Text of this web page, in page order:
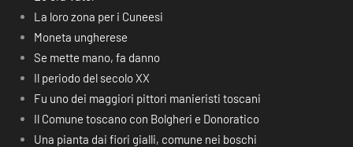
La loro zona per i Cuneesi
Moneta ungherese
Se mette mano, fa danno
Il periodo del secolo XX
Fu uno dei maggiori pittori manieristi toscani
Il Comune toscano con Bolgheri e Donoratico
Una pianta dai fiori gialli, comune nei boschi